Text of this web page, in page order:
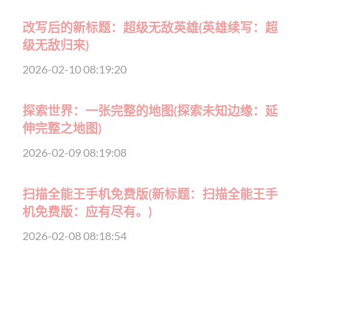
改写后的新标题：超级无敌英雄(英雄续写：超
级无敌归来)
2026-02-10 08:19:20
探索世界：一张完整的地图(探索未知边缘：延
伸完整之地图)
2026-02-09 08:19:08
扫描全能王手机免费版(新标题：扫描全能王手
机免费版：应有尽有。)
2026-02-08 08:18:54